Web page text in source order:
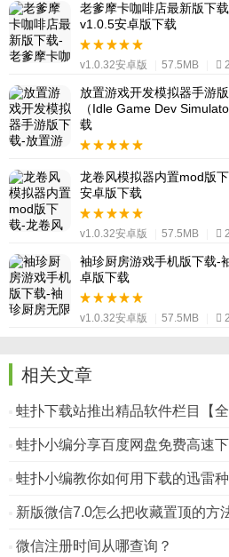
老爹摩卡咖啡店最新版下
v1.0.5安卓版下载
v1.0.32安卓版 57.5MB
放置游戏开发模拟器手游
（Idle Game Dev
载
龙卷风模拟器内置mod版
安卓版下载
v1.0.32安卓版 57.5MB
袖珍厨房游戏手机版下载-
卓版下载
v1.0.32安卓版 57.5MB
相关文章
蛙扑下载站推出精品软件栏目【全
蛙扑小编分享百度网盘免费高速
蛙扑小编教你如何用下载的迅雷
新版微信7.0怎么把收藏置顶的方
微信注册时间从哪查询？